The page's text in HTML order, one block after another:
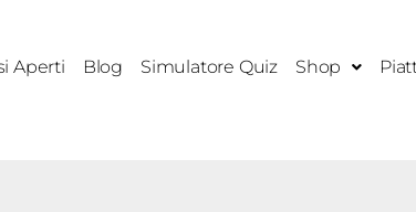
Aperti Blog Simulatore Quiz Shop